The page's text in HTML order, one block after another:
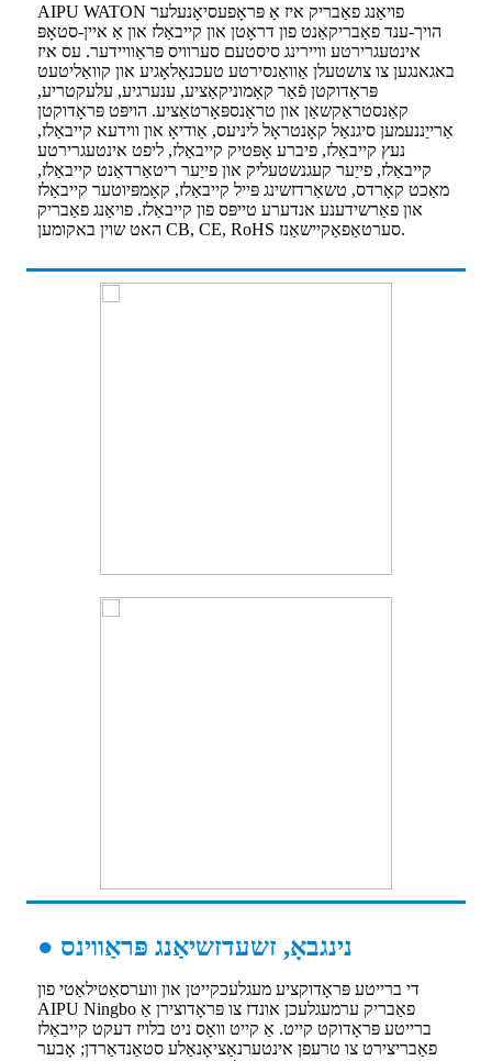
AIPU WATON פויאַנג פאַבריק איז אַ פּראָפעסיאָנעלער
הויך-ענד פאַבריקאַנט פון דראָטן און קייבאַלז און אַ איין-סטאָפּ
אינטעגרירטע וויירינג סיסטעם סערוויס פּראַוויידער. עס איז
באגאנגען צו צושטעלן אַוואַנסירטע טעכנאָלאָגיע און קוואַליטעט
פּראָדוקטן פֿאַר קאָמוניקאַציע, ענערגיע, עלעקטריע,
קאַנסטראַקשאַן און טראַנספּאָרטאַציע. הויפּט פּראָדוקטן
אַרייַננעמען סיגנאַל קאָנטראָל ליניעס, אַודיאָ און ווידעא קייבאַלז,
נעץ קייבאַלז, פיברע אָפּטיק קייבאַלז, ליפט אינטעגרירטע
קייבאַלז, פייַער קעגנשטעליק און פייַער ריטאַרדאַנט קייבאַלז,
מאַכט קאָרדס, טשאַרדזשינג פּייל קייבאַלז, קאָמפּיוטער קייבאַלז
און פאַרשידענע אנדערע טייפּס פון קייבאַלז. פויאַנג פאַבריק
האט שוין באקומען CB, CE, RoHS סערטאַפאַקיישאַנז.
● נינגבאָ, זשעדזשיאַנג פּראַווינס
די ברייטע פּראָדוקציע מעגלעכקייטן און ווערסאַטילאַטי פון
AIPU Ningbo פאַבריק ערמעגלעכן אונדז צו פּראָדוצירן אַ
ברייטע פּראָדוקט קייט. אַ קייט וואָס ניט בלויז דעקט קייבאַלז
פאַבריצירט צו טרעפן אינטערנאַציאָנאַלע סטאַנדאַרדן; אָבער